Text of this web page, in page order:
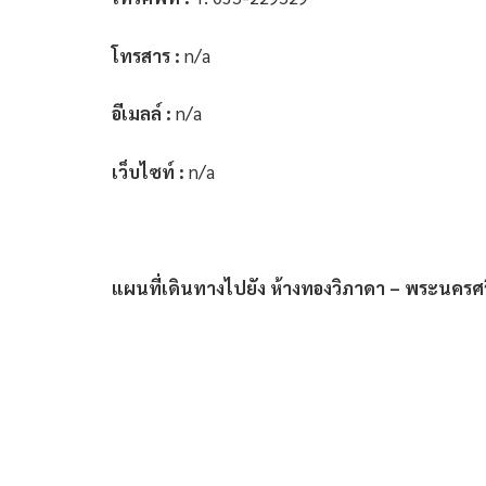
โทรสาร : n/a
อีเมลล์ : n/a
เว็บไซท์ : n/a
แผนที่เดินทางไปยัง ห้างทองวิภาดา – พระนครศ